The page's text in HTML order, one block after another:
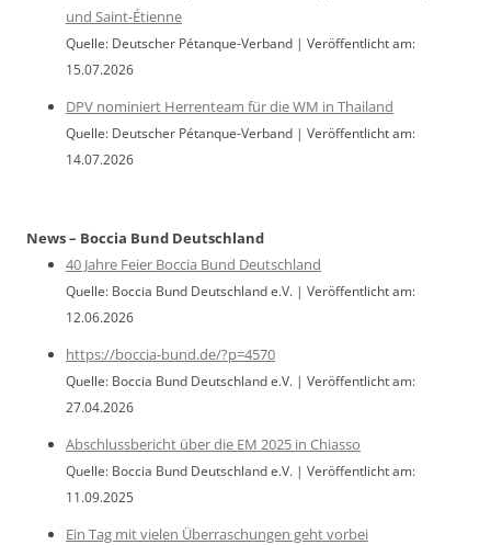
und Saint-Étienne
Quelle: Deutscher Pétanque-Verband
Veröffentlicht am:
15.07.2026
DPV nominiert Herrenteam für die WM in Thailand
Quelle: Deutscher Pétanque-Verband
Veröffentlicht am:
14.07.2026
News – Boccia Bund Deutschland
40 Jahre Feier Boccia Bund Deutschland
Quelle: Boccia Bund Deutschland e.V.
Veröffentlicht am:
12.06.2026
https://boccia-bund.de/?p=4570
Quelle: Boccia Bund Deutschland e.V.
Veröffentlicht am:
27.04.2026
Abschlussbericht über die EM 2025 in Chiasso
Quelle: Boccia Bund Deutschland e.V.
Veröffentlicht am:
11.09.2025
Ein Tag mit vielen Überraschungen geht vorbei